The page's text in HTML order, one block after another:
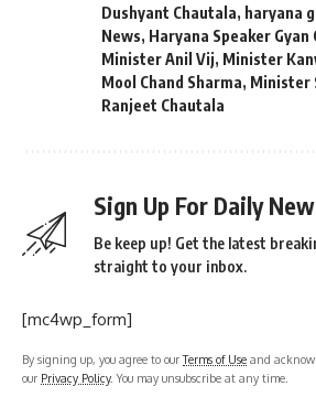
Dushyant Chautala, haryana
News, Haryana Speaker Gyan
Minister Anil Vij, Minister
Mool Chand Sharma, Minister
Ranjeet Chautala
Sign Up For Daily
Be keep up! Get the latest
straight to your inbox.
[mc4wp_form]
By signing up, you agree to ourTerms of Use and
our Privacy Policy. You may unsubscribe at any time.